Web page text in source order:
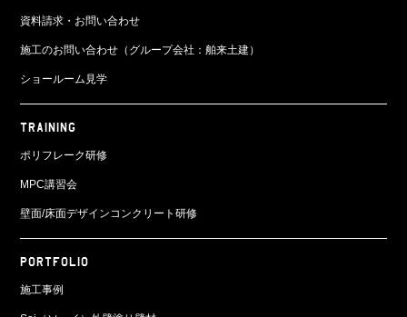
資料請求・お問い合わせ
施工のお問い合わせ（グループ会社：舶来土建）
ショールーム見学
TRAINING
ポリフレーク研修
MPC講習会
壁面/床面デザインコンクリート研修
PORTFOLIO
施工事例